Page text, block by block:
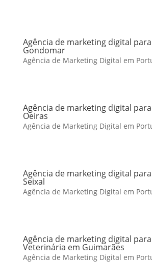
Agência de marketing digital
Gondomar
Agência de Marketing Digital em
Agência de marketing digital
Oeiras
Agência de Marketing Digital em
Agência de marketing digital
Seixal
Agência de Marketing Digital em
Agência de marketing digital
Veterinária em Guimarães
Agência de Marketing Digital em